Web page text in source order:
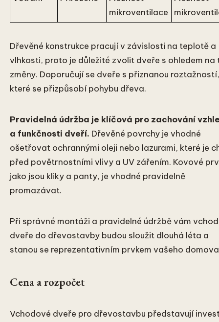
mikroventilace
Dřevěné konstrukce pracují v závislosti na teplotě a
vlhkosti, proto je důležité zvolit dveře s ohledem na
změny. Doporučují se dveře s přiznanou roztažností,
které se přizpůsobí pohybu dřeva.
Pravidelná údržba je klíčová pro zachování
a funkčnosti dveří. Dřevěné povrchy je vhodné
ošetřovat ochrannými oleji nebo lazurami, které je
před povětrnostními vlivy a UV zářením. Kovové
jako jsou kliky a panty, je vhodné pravidelně
promazávat.
Při správné montáži a pravidelné údržbě vám
dveře do dřevostavby budou sloužit dlouhá léta a
stanou se reprezentativním prvkem vašeho
Cena a rozpočet
Vchodové dveře pro dřevostavbu představují